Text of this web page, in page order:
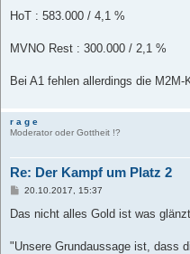
HoT : 583.000 / 4,1 %
MVNO Rest : 300.000 / 2,1 %
Bei A1 fehlen allerdings die M2M-
r a g e
Moderator oder Gottheit !?
Re: Der Kampf um Platz 2
B
i
a
20.10.2017, 15:37
Das nicht alles Gold ist was
"Unsere Grundaussage ist, dass